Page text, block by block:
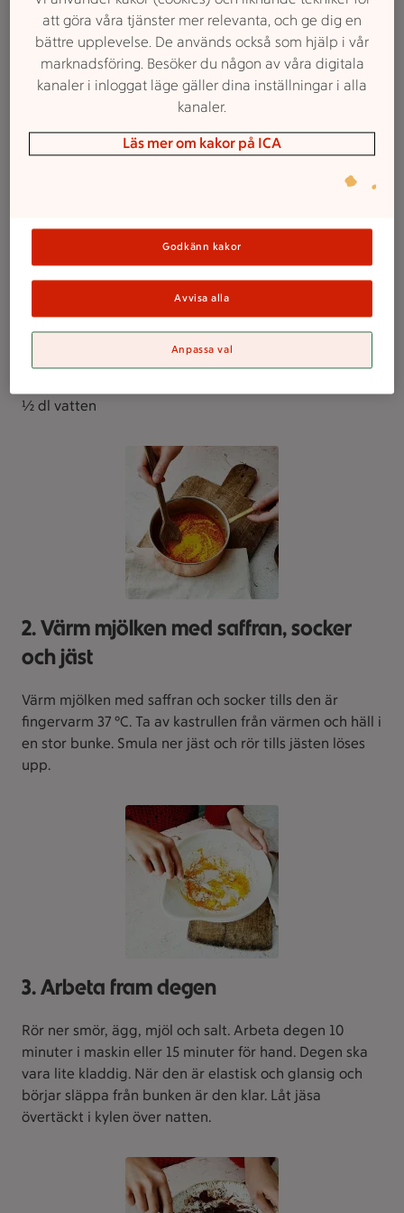
1 ½ dl mjölk (3 %)
2 paket saffran à ½ g
4 msk strösocker
12,5 g färsk jäst
6–7 dl vetemjöl extra till utbakning
75 g mörk choklad
100 g rumsvarmt smör
1 msk vaniljsocker
Sockerlag
½ dl vatten
2. Värm mjölken med saffran, socker
och jäst
Värm mjölken med saffran och socker tills den är
fingervarm 37 °C. Ta av kastrullen från värmen och häll i
en stor bunke. Smula ner jäst och rör tills jästen löses
upp.
3. Arbeta fram degen
Rör ner smör, ägg, mjöl och salt. Arbeta degen 10
minuter i maskin eller 15 minuter för hand. Degen ska
vara lite kladdig. När den är elastisk och glansig och
börjar släppa från bunken är den klar. Låt jäsa
övertäckt i kylen över natten.
att göra våra tjänster mer relevanta, och ge dig en
bättre upplevelse. De används också som hjälp i vår
marknadsföring. Besöker du någon av våra digitala
kanaler i inloggat läge gäller dina inställningar i alla
kanaler.
Läs mer om kakor på ICA
Godkänn kakor
Avvisa alla
Anpassa val